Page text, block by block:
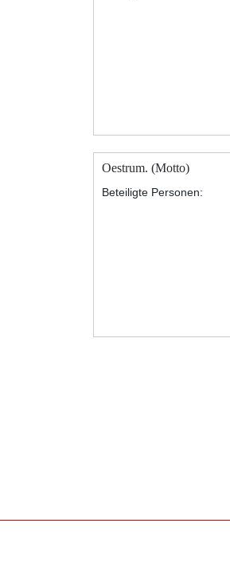
Oestrum. (Motto)
Beteiligte Personen: